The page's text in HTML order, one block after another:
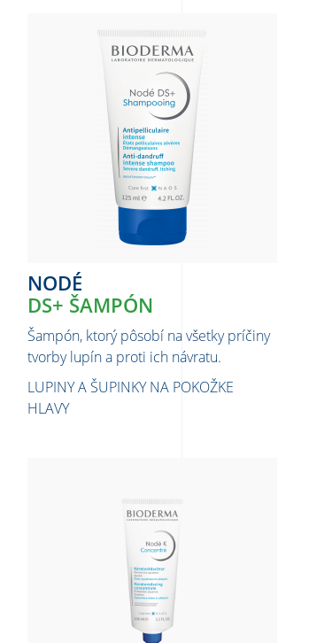
NODÉ
DS+ ŠAMPÓN
Šampón, ktorý pôsobí na všetky príčiny
tvorby lupín a proti ich návratu.
LUPINY A ŠUPINKY NA POKOŽKE
HLAVY